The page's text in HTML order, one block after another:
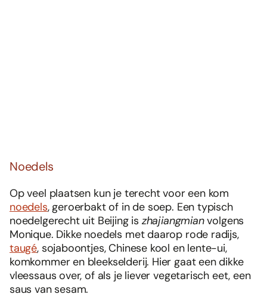
Noedels
Op veel plaatsen kun je terecht voor een kom
noedels, geroerbakt of in de soep. Een typisch
noedelgerecht uit Beijing is zhajiangmianvolgens
Monique. Dikke noedels met daarop rode radijs,
taugé, sojaboontjes, Chinese kool en lente-ui,
komkommer en bleekselderij. Hier gaat een dikke
vleessaus over, of als je liever vegetarisch eet, een
saus van sesam.